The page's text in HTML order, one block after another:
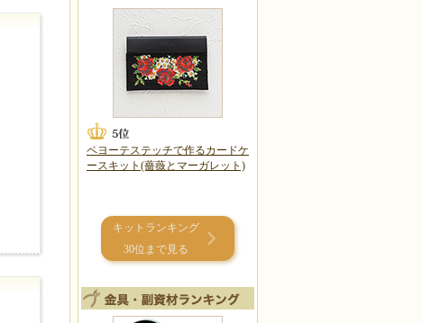
ペヨーテステッチで作るカードケ
ースキット(薔薇とマーガレット)
キットランキング
30位まで見る